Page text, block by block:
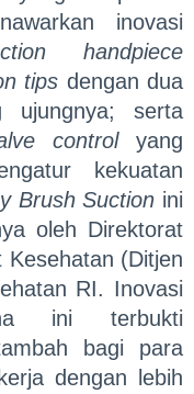
inovasi
handpiece
tips dengan dua
ujungnya; serta
controlyang
kekuatan
Brush Suction ini
oleh Direktorat
Kesehatan (Ditjen
RI. Inovasi
ini terbukti
bagi para
dengan lebih